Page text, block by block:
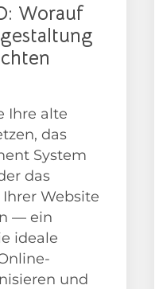
Worauf
Ihre alte
das
System
das
Website
— ein
ideale
und